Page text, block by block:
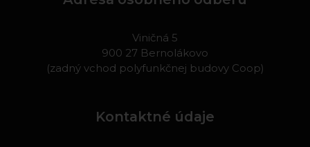
Viničná 5
900 27 Bernolákovo
(zadný vchod polyfunkčnej budovy Coop)
Kontaktné údaje